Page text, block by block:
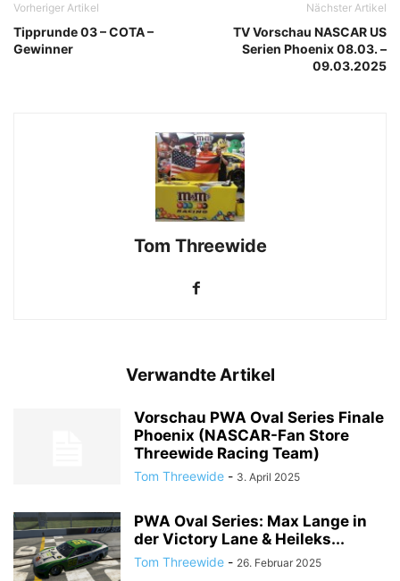
Vorheriger Artikel
Tipprunde 03 – COTA –
Gewinner
Nächster Artikel
TV Vorschau NASCAR US
Serien Phoenix 08.03. –
09.03.2025
Tom Threewide
Verwandte Artikel
Vorschau PWA Oval Series Finale
Phoenix (NASCAR-Fan Store
Threewide Racing Team)
Tom Threewide - 3. April 2025
PWA Oval Series: Max Lange in
der Victory Lane & Heileks...
Tom Threewide - 26. Februar 2025